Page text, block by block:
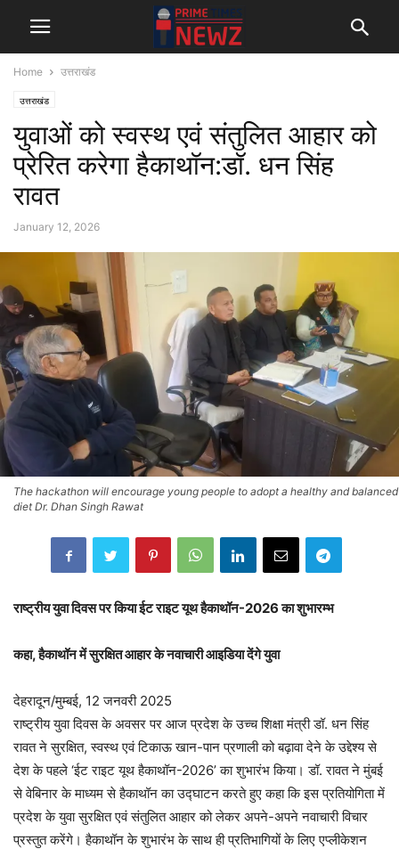
Home उत्तराखंड
उत्तराखंड
युवाओं को स्वस्थ एवं संतुलित आहार को
प्रेरित करेगा हैकाथॉन:डॉ. धन सिंह
रावत
January 12, 2026
The hackathon will encourage young people to adopt a healthy and balanced
diet Dr. Dhan Singh Rawat
राष्ट्रीय युवा दिवस पर किया ईट राइट यूथ हैकाथॉन-2026 का शुभारम्भ
कहा, हैकाथॉन में सुरक्षित आहार के नवाचारी आइडिया देंगे युवा
देहरादून/मुम्बई, 12 जनवरी 2025
राष्ट्रीय युवा दिवस के अवसर पर आज प्रदेश के उच्च शिक्षा मंत्री डॉ. धन सिंह
रावत ने सुरक्षित, स्वस्थ एवं टिकाऊ खान-पान प्रणाली को बढ़ावा देने के उद्देश्य से
देश के पहले ‘ईट राइट यूथ हैकाथॉन-2026’ का शुभारंभ किया। डॉ. रावत ने मुंबई
से वेबिनार के माध्यम से हैकाथॉन का उद्घाटन करते हुए कहा कि इस प्रतियोगिता में
प्रदेश के युवा सुरक्षित एवं संतुलित आहार को लेकर अपने-अपने नवाचारी विचार
प्रस्तुत करेंगे। हैकाथॉन के शुभारंभ के साथ ही प्रतिभागियों के लिए एप्लीकेशन